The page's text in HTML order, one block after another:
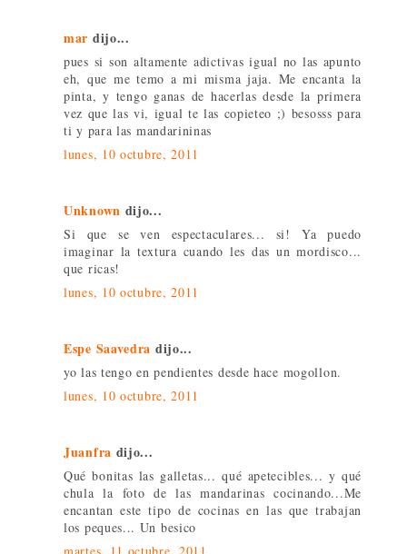
mar dijo...
pues si son altamente adictivas igual no las apunto
eh, que me temo a mi misma jaja. Me encanta la
pinta, y tengo ganas de hacerlas desde la primera
vez que las vi, igual te las copieteo ;) besosss para
ti y para las mandarininas
lunes, 10 octubre, 2011
Unknown dijo...
Si que se ven espectaculares... si! Ya puedo
imaginar la textura cuando les das un mordisco...
que ricas!
lunes, 10 octubre, 2011
Espe Saavedra dijo...
yo las tengo en pendientes desde hace mogollon.
lunes, 10 octubre, 2011
Juanfra dijo...
Qué bonitas las galletas... qué apetecibles... y qué
chula la foto de las mandarinas cocinando...Me
encantan este tipo de cocinas en las que trabajan
los peques... Un besico
martes, 11 octubre, 2011